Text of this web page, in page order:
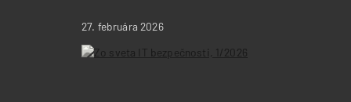
27. februára 2026